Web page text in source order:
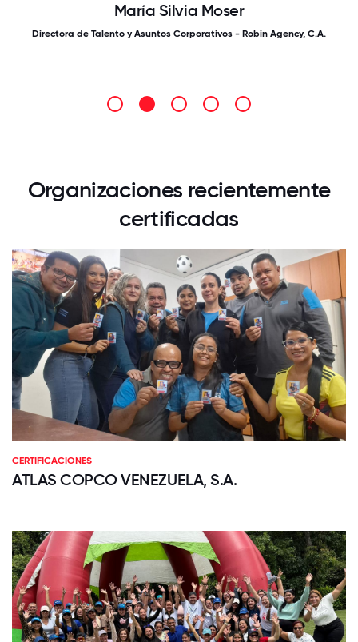
María Silvia Moser
Directora de Talento y Asuntos Corporativos - Robin Agency, C.A.
Organizaciones recientemente
certificadas
CERTIFICACIONES
ATLAS COPCO VENEZUELA, S.A.